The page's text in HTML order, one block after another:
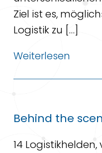
Ziel ist es,
Logistik zu […]
Weiterlesen
Behind the
14 Logistikhelden,